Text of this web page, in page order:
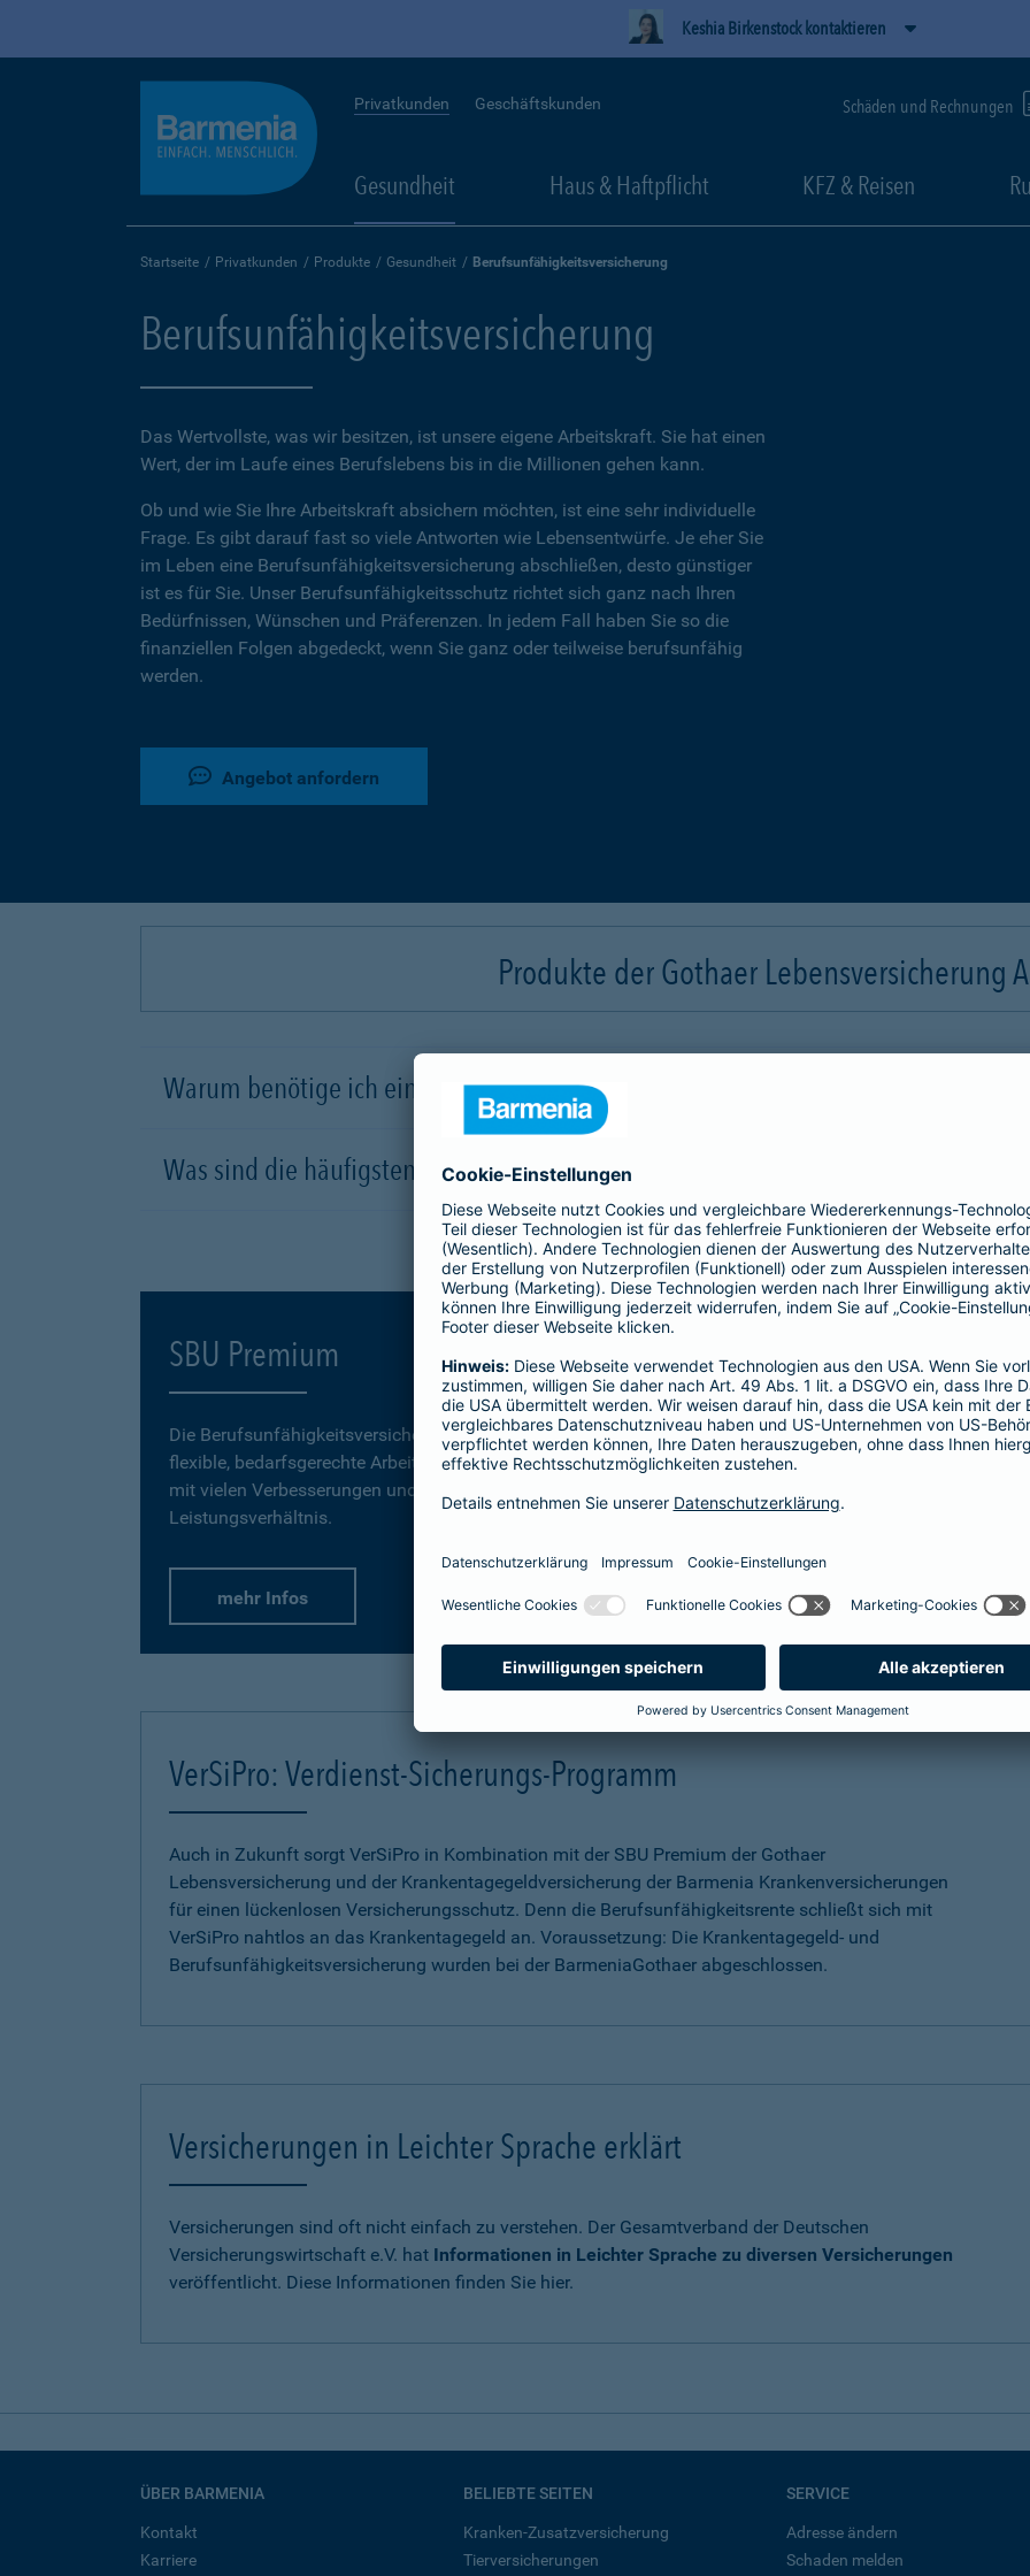
Keshia Birkenstock kontaktieren
Privatkunden Geschäftskunden Schäden und Rechnungen
Gesundheit Haus & Haftpflicht KFZ & Reisen
Startseite Privatkunden Produkte Gesundheit Berufsunfähigkeitsversicherung
Berufsunfähigkeitsversicherung
Das Wertvollste, was wir besitzen, ist unsere eigene Arbeitskraft. Sie hat einen
Wert, der im Laufe eines Berufslebens bis in die Millionen gehen kann.
Ob und wie Sie Ihre Arbeitskraft absichern möchten, ist eine sehr individuelle
Frage. Es gibt darauf fast so viele Antworten wie Lebensentwürfe. Je eher Sie
im Leben eine Berufsunfähigkeitsversicherung abschließen, desto günstiger
ist es für Sie. Unser Berufsunfähigkeitsschutz richtet sich ganz nach Ihren
Bedürfnissen, Wünschen und Präferenzen. In jedem Fall haben Sie so die
finanziellen Folgen abgedeckt, wenn Sie ganz oder teilweise berufsunfähig
werden.
Angebot anfordern
Produkte der Gothaer Lebensversicherung
Warum benötige ich eine Berufsunfähigkeitsversicherung?
Was sind die häufigsten Ursachen für eine Berufsunfähigkeit?
SBU Premium
Die BerufsunfähigkeitsversicherungSBU Premiumbietet eine
flexible, bedarfsgerechte Arbeitskraftabsicherung fürs Leben. Jetzt
mit vielen Verbesserungen und einem erstklassigen Preis-
Leistungsverhältnis.
mehr Infos
SBU Invest
Die
mehr Infos
VerSiPro: Verdienst-Sicherungs-Programm
Auch in Zukunft sorgt VerSiPro in Kombination mit der SBU Premium der Gothaer
Lebensversicherung und der Krankentagegeldversicherung der Barmenia Krankenversicherungen
für einen lückenlosen Versicherungsschutz. Denn die Berufsunfähigkeitsrente schließt sich mit
VerSiPro nahtlos an das Krankentagegeld an. Voraussetzung: Die Krankentagegeld- und
Berufsunfähigkeitsversicherung wurden bei der BarmeniaGothaer abgeschlossen.
Versicherungen in Leichter Sprache erklärt
Versicherungen sind oft nicht einfach zu verstehen. Der Gesamtverband der Deutschen
Versicherungswirtschaft e.V. hat Informationen in Leichter Sprache zu diversen Versicherungen
veröffentlicht. Diese Informationen finden Sie hier.
ÜBER BARMENIA
Kontakt
Karriere
BELIEBTE SEITEN
Kranken-Zusatzversicherung
Tierversicherungen
SERVICE
Adresse ändern
Schaden melden